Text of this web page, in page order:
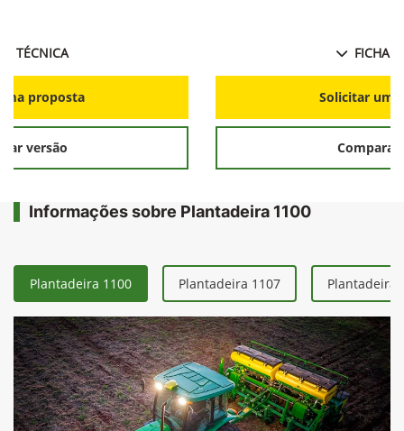
TÉCNICA
proposta
versão
FICHA
Solicitar
Comparar
Informações sobre Plantadeira 1100
Plantadeira 1100 Plantadeira 1107 Plantadeira